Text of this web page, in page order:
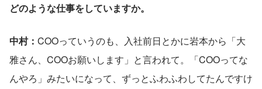
どのような仕事をしていますか。
中村： COOっていうのも、入社前日とかに岩本から「大
雅さん、COOお願いします」と言われて。「COOってな
んやろ」みたいになって、ずっとふわふわしてたんですけ